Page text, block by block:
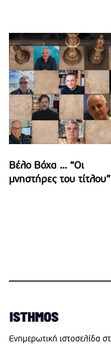
Βέλο Βόχα ... “Οι
μνηστήρες του τίτλου”
Eνημερωτική ιστοσελίδα